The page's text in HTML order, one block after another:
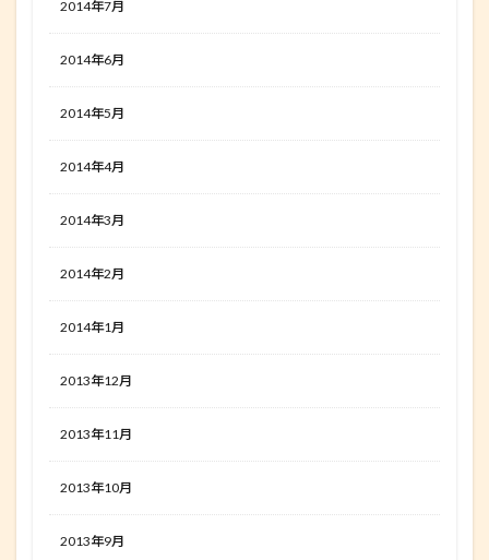
2014年7月
2014年6月
2014年5月
2014年4月
2014年3月
2014年2月
2014年1月
2013年12月
2013年11月
2013年10月
2013年9月